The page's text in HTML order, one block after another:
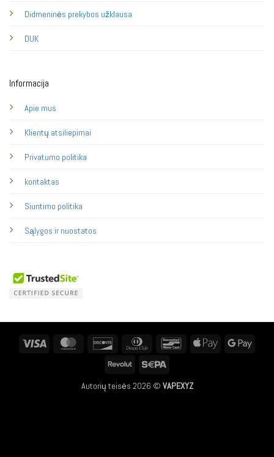
Didmeninės prekybos užklausa
DUK
Informacija
Apie mus
Klientų atsiliepimai
Privatumo politika
kontaktas
Siuntimo politika
Sąlygos ir nuostatos
Visa MasterCard Discover
Dinners
BancontactApple
Revolut
Autorių teisės 2026 © VAPEXYZ